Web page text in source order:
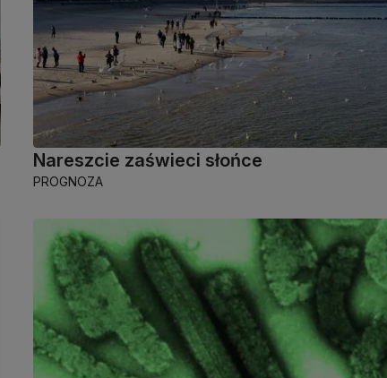
Nareszcie zaświeci słońce
PROGNOZA